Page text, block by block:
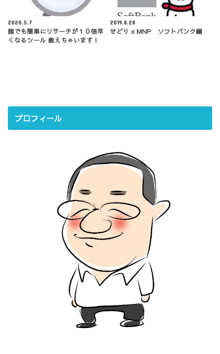
2020.5.7
誰でも簡単にリサーチが１０倍早
くなるツール 教えちゃいます！
2019.8.28
せどり x MNP ソフトバンク編
プロフィール